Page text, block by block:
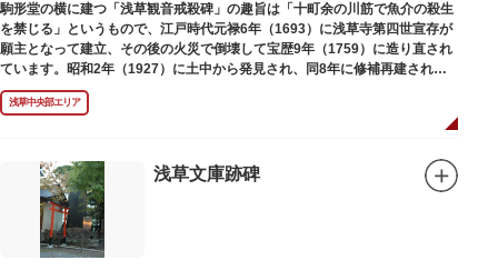
駒形堂の横に建つ「浅草観音戒殺碑」の趣旨は「十町余の川筋で魚介の殺生
を禁じる」というもので、江戸時代元禄6年（1693）に浅草寺第四世宣存が
願主となって建立、その後の火災で倒壊して宝歴9年（1759）に造り直され
ています。昭和2年（1927）に土中から発見され、同8年に修補再建された
碑がどちらのものであるかは不明です。
浅草中央部エリア
浅草文庫跡碑